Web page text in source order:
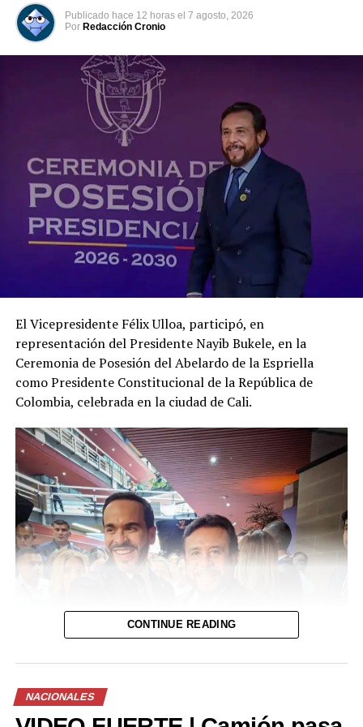
Según la información oficial difundida por la institución
militar, el joven permanecía desaparecido desde el día
anterior. Una vez localizado y recuperado, el cuerpo fue
entregado a las autoridades correspondientes para los
procedimientos de rigor.
Hasta el momento no se ha divulgado la identidad del
adolescente ni se han precisado las circunstancias
exactas del fallecimiento. El caso queda en manos de la
Fiscalía y de las instancias investigativas, que deberán
determinar si se trató de un accidente, un hecho
fortuito o si existen otros elementos por esclarecer.
Publicado hace 12 horas el 7 agosto, 2026
Por Redacción Cronio
El Vicepresidente Félix Ulloa, participó, en
representación del Presidente Nayib Bukele, en la
Ceremonia de Posesión del Abelardo de la Espriella
como Presidente Constitucional de la República de
Colombia, celebrada en la ciudad de Cali.
CONTINUE READING
NACIONALES